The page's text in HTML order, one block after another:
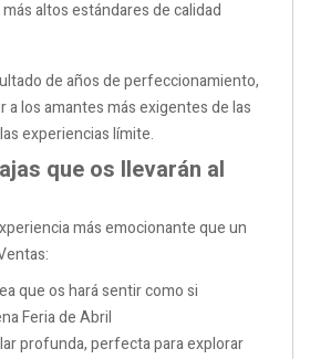
altos estándares de calidad
de años de perfeccionamiento,
a los amantes más exigentes de las
experiencias límite.
que os llevarán al
más emocionante que un
que os hará sentir como si
Feria de Abril
profunda, perfecta para explorar